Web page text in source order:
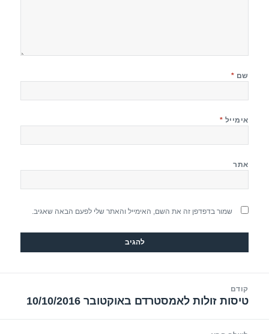
שם *
אימייל *
אתר
שמור בדפדפן זה את השם, האימייל והאתר שלי לפעם הבאה שאגיב.
קודם
הפוסט
טיסות זולות לאמסטרדם באוקטובר 10/10/2016